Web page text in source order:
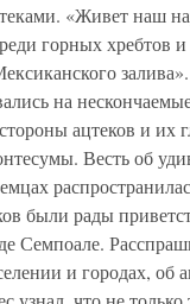
«Живет наш
горных хребтов
на
ацтеков и их
Весть об
были рады
Семпоале.
и городах, об